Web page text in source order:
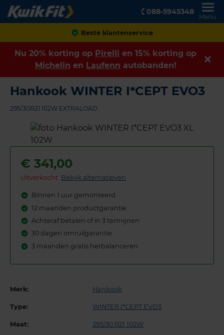
088-5945348
Menu
Achteraf betalen
Nu 20% korting op Pirelli en 15% korting op
Michelin en Laufenn autobanden!
Hankook WINTER I*CEPT EVO3
295/30R21 102W EXTRALOAD
€ 341,00
Uitverkocht: Bekijk alternatieven
Binnen 1 uur gemonteerd
12 maanden productgarantie
Achteraf betalen of in 3 termijnen
30 dagen omruilgarantie
3 maanden gratis herbalanceren
Merk: Hankook
Type: WINTER I*CEPT EVO3
Maat: 295/30 R21 102W